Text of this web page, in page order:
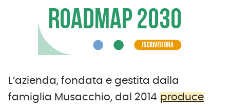
L’azienda, fondata e gestita dalla
famiglia Musacchio, dal 2014 produce